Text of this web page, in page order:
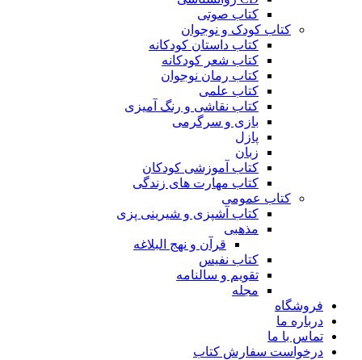
کتاب صوتی
کتاب کودک و نوجوان
کتاب داستان کودکانه
کتاب شعر کودکانه
کتاب رمان نوجوان
کتاب علمی
کتاب نقاشی و رنگ آمیزی
بازی و سرگرمی
پازل
زبان
کتاب آموزشی کودکان
کتاب مهارت های زندگی
کتاب عمومی
کتاب آشپزی و شیرینی پزی
مذهبی
قرآن و نهج البلاغه
کتاب نفیس
تقویم و سالنامه
مجله
فروشگاه
درباره ما
تماس با ما
درخواست سفارش کتاب